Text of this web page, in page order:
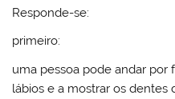
Responde-se:
primeiro:
uma pessoa pode andar por
lábios e a mostrar os dentes